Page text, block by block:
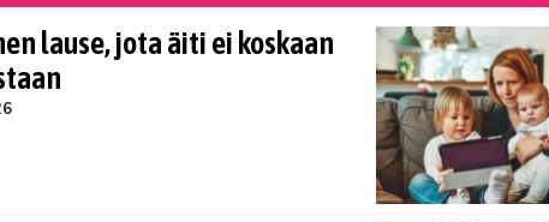
lause, jota äiti ei koskaan